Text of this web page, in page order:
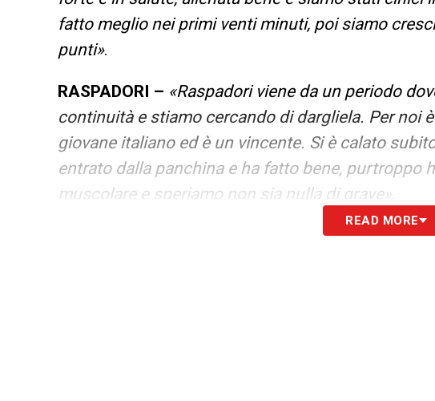
fatto meglio nei primi venti minuti, poi siamo
punti».
RASPADORI – «Raspadori viene da un periodo
continuità e stiamo cercando di dargliela. Per noi
giovane italiano ed è un vincente. Si è calato
entrato dalla panchina e ha fatto bene, purtroppo
muscolare e speriamo non sia nulla di grave»
«Non dobbiamo guardare
READ MORE